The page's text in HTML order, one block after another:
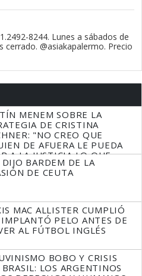
8244. Lunes a sábados de
cerrado. @asiakapalermo. Precio
MENEM SOBRE LA
DE CRISTINA
"NO CREO QUE
DE AFUERA LE PUEDA
A LA JUSTICIA LO QUE
QUE HACER"
BARDEM DE LA
DE CEUTA
MAC ALLISTER CUMPLIÓ
IMPLANTÓ PELO ANTES DE
AL FÚTBOL INGLÉS
BOBO Y CRISIS
LOS ARGENTINOS